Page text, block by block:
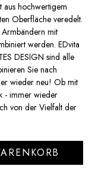
aus hochwertigem
Oberfläche veredelt.
mit
werden. EDvita
DESIGN sind alle
Sie nach
wieder neu! Ob mit
- immer wieder
von der Vielfalt der